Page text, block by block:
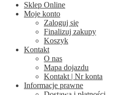
Sklep Online
Moje konto
Zaloguj się
Finalizuj zakupy
Koszyk
Kontakt
O nas
Mapa dojazdu
Kontakt | Nr konta
Informacje prawne